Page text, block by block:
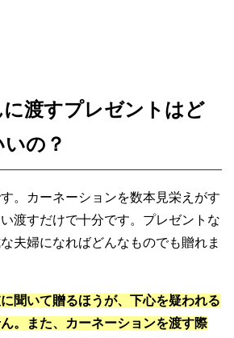
渡すプレゼントはど
の？
。カーネーションを数本見栄えがす
渡すだけで十分です。プレゼントな
夫婦になればどんなものでも贈れま
聞いて贈るほうが、下心を疑われる
。また、カーネーションを渡す際